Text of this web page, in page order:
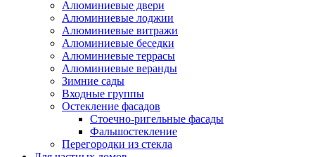
Алюминиевые двери
Алюминиевые лоджии
Алюминиевые витражи
Алюминиевые беседки
Алюминиевые террасы
Алюминиевые веранды
Зимние сады
Входные группы
Остекление фасадов
Стоечно-ригельные фасады
Фальшостекление
Перегородки из стекла